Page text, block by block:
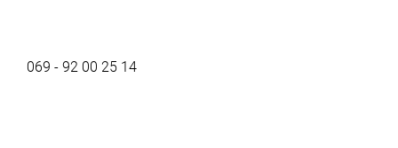
069 - 92 00 25 14